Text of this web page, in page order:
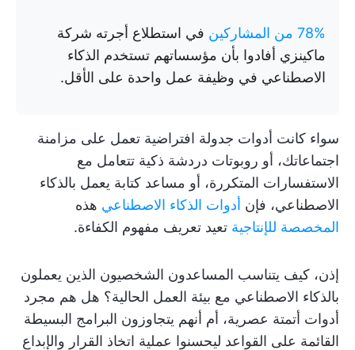
78% من المشاركين
في استطلاع أجرته شركة
ماكينزي أفادوا بأن مؤسساتهم تستخدم الذكاء
الاصطناعي في وظيفة عمل واحدة على الأقل.
سواء كانت أدوات جدولة افتراضية تعمل على مزامنة
اجتماعاتك، أو روبوتات دردشة ذكية تتعامل مع
الاستفسارات المتكررة، أو مساعد كتابة يعمل بالذكاء
الاصطناعي، فإن أدوات الذكاء الاصطناعي هذه
المخصصة للإنتاجية تعيد تعريف مفهوم الكفاءة.
إذن، كيف يتناسب المساعدون الشخصيون الذين يعملون
بالذكاء الاصطناعي مع بيئة العمل الحالية؟ هل هم مجرد
أدوات أتمتة عصرية، أم أنهم يتجاوزون البرامج البسيطة
القائمة على القواعد ليحسنوا عملية اتخاذ القرار والإبداع